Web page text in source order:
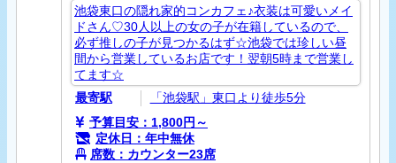
池袋東口の隠れ家的コンカフェ♪衣装は可愛いメイ
ドさん♡30人以上の女の子が在籍しているので、
必ず推しの子が見つかるはず☆池袋では珍しい昼
間から営業しているお店です！翌朝5時まで営業し
てます☆
最寄駅
「池袋駅」東口より徒歩5分
予算目安：1,800円～
定休日：年中無休
席数：カウンター23席